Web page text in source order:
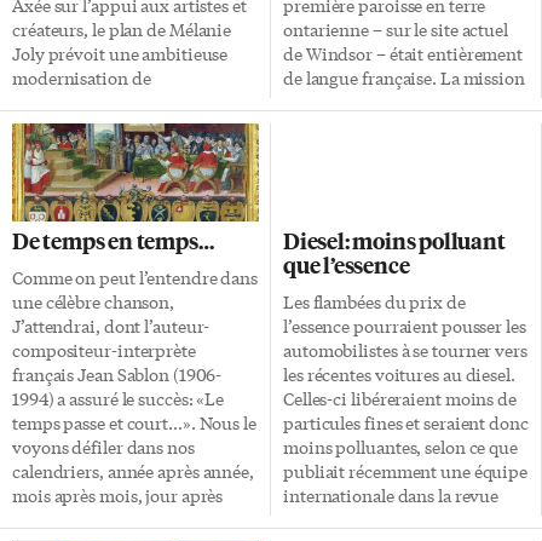
améliorer la capacité […]
internationales de Glendon, un
événement qui «pose la
question du Canada de […]
créateurs, le plan de Mélanie
Joly prévoit une ambitieuse
modernisation de
de «placer le Canada dans
l’avant-garde». L’annonce laisse
toutefois perplexes les
communautés francophones.
La Politique confirme ce
qu’attendait Anne Robineau:
«Donner un électrochoc au
milieu culturel pour qu’il
repense complètement son
offre sur les plateformes
numériques. Ça repose sur des
tendances de consommation où
l’offre culturelle, et surtout la
demande culturelle,
s’internationalisent.»
Standardisation La chercheuse
de l’Institut canadien […]
ontarienne – sur le site actuel
de Windsor – était entièrement
de langue française. La mission
Bois-Blanc, au milieu de la
rivière Détroit. En 1749, le
jésuite Pierre Point déménage
la mission sur la rive sud et y
célèbre une première messe le 8
septembre. […]
De temps en temps…
Comme on peut l’entendre dans
une célèbre chanson,
J’attendrai, dont l’auteur-
compositeur-interprète
français Jean Sablon (1906-
1994) a assuré le succès: «Le
temps passe et court…». Nous le
voyons défiler dans nos
calendriers, année après année,
mois après mois, jour après
Diesel: moins polluant
que l’essence
Les flambées du prix de
l’essence pourraient pousser les
automobilistes à se tourner vers
les récentes voitures au diesel.
Celles-ci libéreraient moins de
particules fines et seraient donc
moins polluantes, selon ce que
publiait récemment une équipe
internationale dans la revue